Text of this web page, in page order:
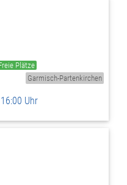
Plätze
Garmisch-Partenkirchen
Uhr